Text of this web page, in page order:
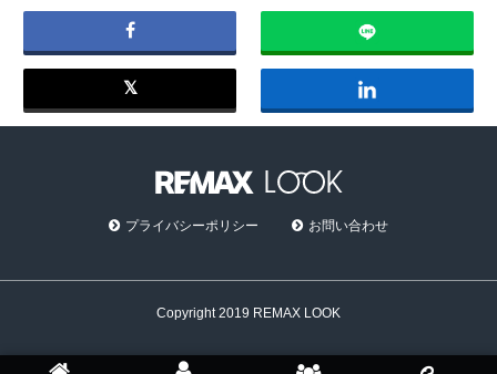
プライバシーポリシー お問い合わせ
Copyright 2019 REMAX LOOK